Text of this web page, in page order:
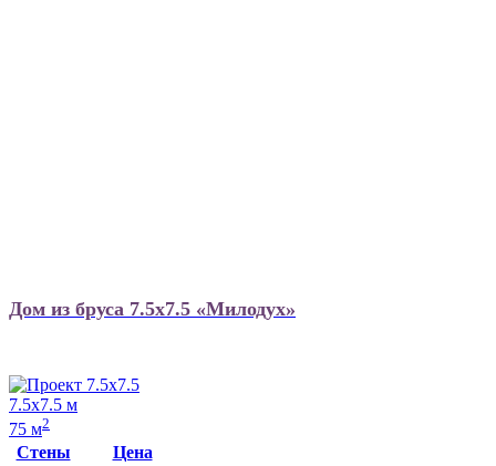
Дом из бруса 7.5х7.5 «Милодух»
7.5х7.5 м
75 м2
Стены
Цена